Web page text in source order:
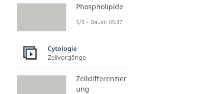
Phospholipide
5/5 – Dauer: 05:37
Cytologie
Zellvorgänge
Zelldifferenzier
ung